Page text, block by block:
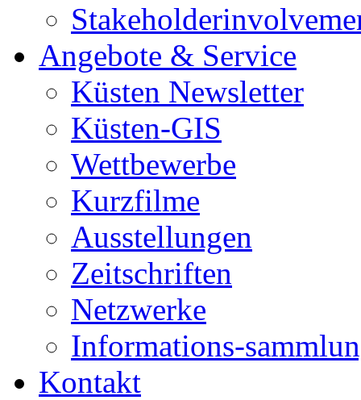
Angebote & Service
Küsten Newsletter
Küsten-GIS
Wettbewerbe
Kurzfilme
Ausstellungen
Zeitschriften
Netzwerke
Informations-
Kontakt